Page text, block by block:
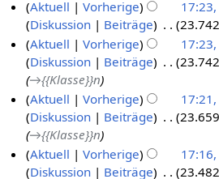
n
g
s
u
n
g
a
s
s
u
n
g
m
m
e
n
f
a
s
s
u
n
K
e
i
n
e
B
e
a
r
b
Aktuell Vorherige
Diskussion
Beiträge
K
e
i
n
e
B
e
a
Aktuell Vorherige
Diskussion
Beiträge
→{{Klasse}}n
Aktuell
Vorherige
Diskussion
Beiträge
→{{Klasse}}n
Aktuell
Vorherige
Diskussion
Beiträge